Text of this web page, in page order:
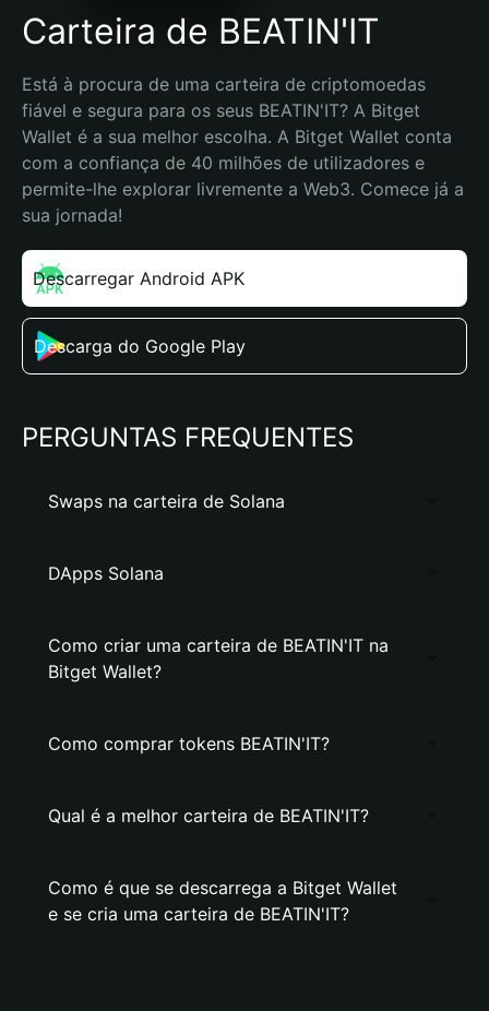
Carteira de BEATIN'IT
Está à procura de uma carteira de criptomoedas
fiável e segura para os seus BEATIN'IT? A Bitget
Wallet é a sua melhor escolha. A Bitget Wallet conta
com a confiança de 40 milhões de utilizadores e
permite-lhe explorar livremente a Web3. Comece já a
sua jornada!
Descarregar Android APK
Descarga do Google Play
PERGUNTAS FREQUENTES
Swaps na carteira de Solana
DApps Solana
Como criar uma carteira de BEATIN'IT na
Bitget Wallet?
Como comprar tokens BEATIN'IT?
Qual é a melhor carteira de BEATIN'IT?
Como é que se descarrega a Bitget Wallet
e se cria uma carteira de BEATIN'IT?